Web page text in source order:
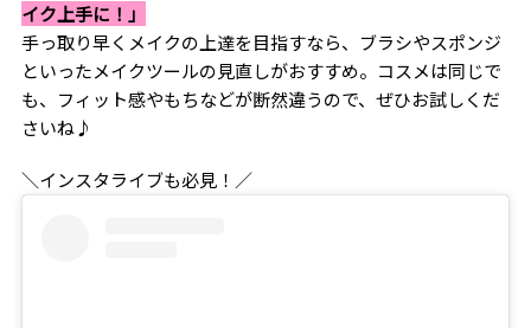
イク上手に！」
手っ取り早くメイクの上達を目指すなら、ブラシやスポンジ
といったメイクツールの見直しがおすすめ。コスメは同じで
も、フィット感やもちなどが断然違うので、ぜひお試しくだ
さいね♪
＼インスタライブも必見！／